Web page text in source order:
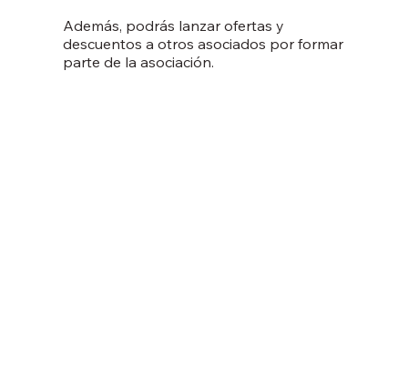
Además, podrás lanzar ofertas y
descuentos a otros asociados por formar
parte de la asociación.